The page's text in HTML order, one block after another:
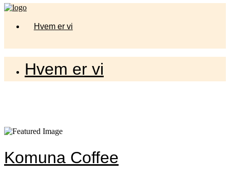
Hvem er vi
Hvem er vi
Komuna Coffee